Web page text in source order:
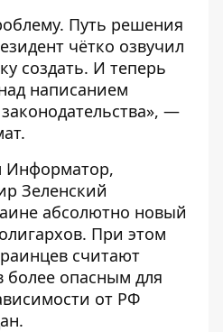
Путь решения
чётко озвучил
создать. И теперь
написанием
—
Информатор,
Зеленский
абсолютно новый
. При этом
считают
более опасным для
от РФ